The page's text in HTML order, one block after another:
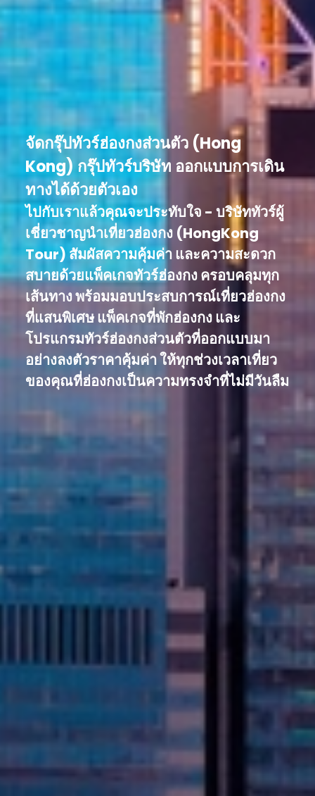
จัดกรุ๊ปทัวร์ฮ่องกงส่วนตัว (Hong
Kong) กรุ๊ปทัวร์บริษัท ออกแบบการเดิน
ทางได้ด้วยตัวเอง
ไปกับเราแล้วคุณจะประทับใจ - บริษัททัวร์ผู้
เชี่ยวชาญนำเที่ยวฮ่องกง (HongKong
Tour) สัมผัสความคุ้มค่า และความสะดวก
สบายด้วยแพ็คเกจทัวร์ฮ่องกง ครอบคลุมทุก
เส้นทาง พร้อมมอบประสบการณ์เที่ยวฮ่องกง
ที่แสนพิเศษ แพ็คเกจที่พักฮ่องกง และ
โปรแกรมทัวร์ฮ่องกงส่วนตัวที่ออกแบบมา
อย่างลงตัวราคาคุ้มค่า ให้ทุกช่วงเวลาเที่ยว
ของคุณที่ฮ่องกงเป็นความทรงจำที่ไม่มีวันลืม